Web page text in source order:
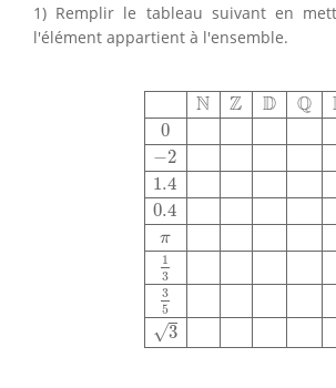
1) Remplir le tableau suivant en
l'élément appartient à l'ensemble.
N Z D Q
0
−2
1.4
0.4
π
1
3
3
5
√3
NZDQR0−21.40.4π13